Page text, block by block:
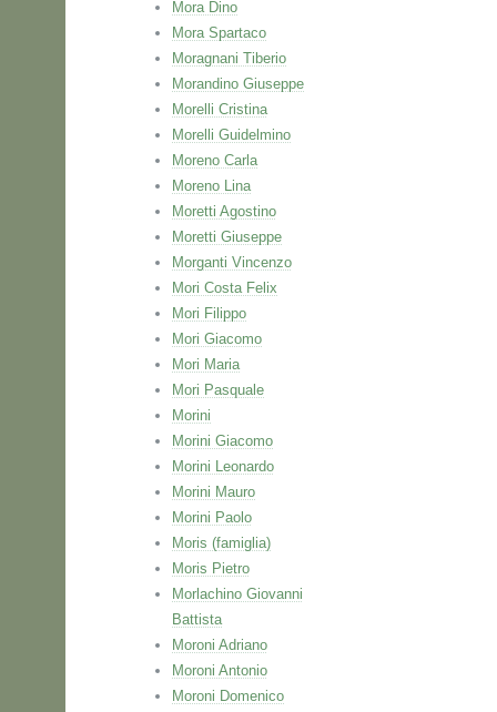
Mora Dino
Mora Spartaco
Moragnani Tiberio
Morandino Giuseppe
Morelli Cristina
Morelli Guidelmino
Moreno Carla
Moreno Lina
Moretti Agostino
Moretti Giuseppe
Morganti Vincenzo
Mori Costa Felix
Mori Filippo
Mori Giacomo
Mori Maria
Mori Pasquale
Morini
Morini Giacomo
Morini Leonardo
Morini Mauro
Morini Paolo
Moris (famiglia)
Moris Pietro
Morlachino Giovanni
Battista
Moroni Adriano
Moroni Antonio
Moroni Domenico